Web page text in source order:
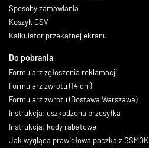
Sposoby zamawiania
Koszyk CSV
Kalkulator przekątnej ekranu
Do pobrania
Formularz zgłoszenia reklamacji
Formularz zwrotu (14 dni)
Formularz zwrotu (Dostawa Warszawa)
Instrukcja: uszkodzona przesyłka
Instrukcja: kody rabatowe
Jak wygląda prawidłowa paczka z GSMOK